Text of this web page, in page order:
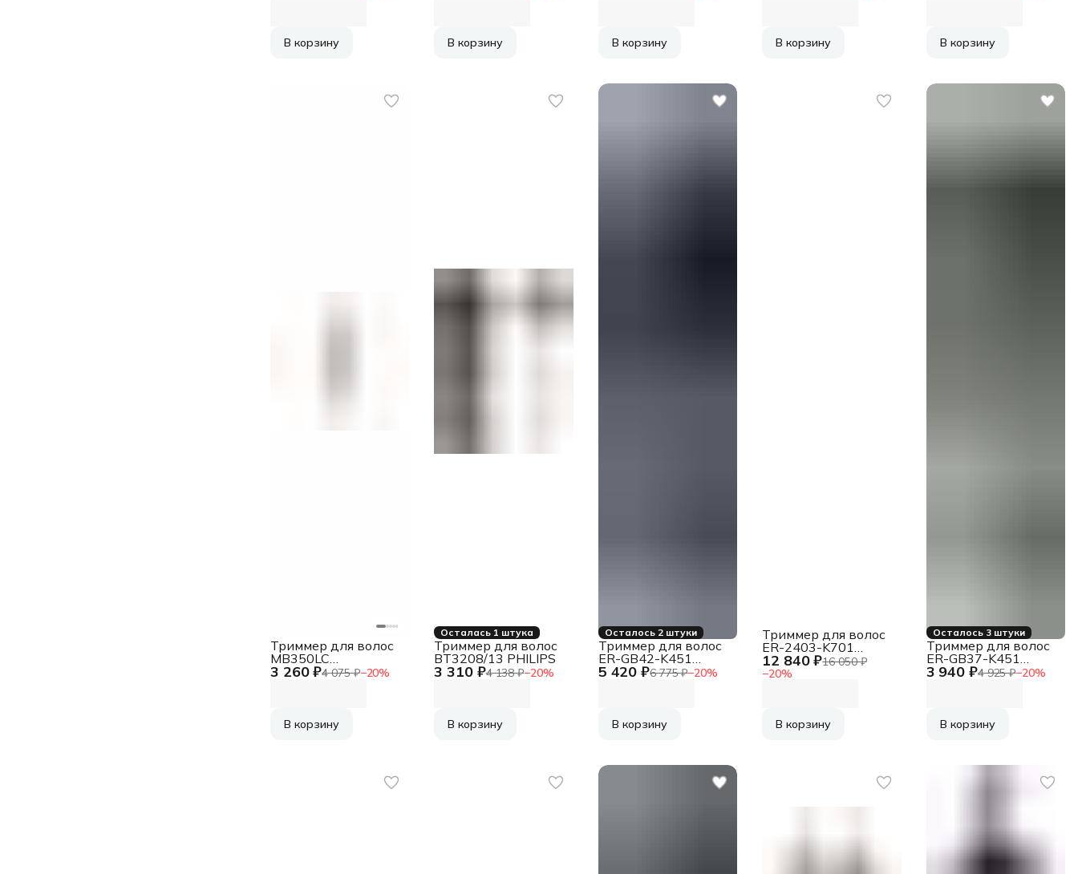
В корзину В корзину В корзину В корзину В корзину
3 260 ₽4 075 ₽−20%
Триммер для волос
MB350LC
REMINGTON
В корзину
Осталась 1 штука
3 310 ₽4 138 ₽−20%
Триммер для волос
BT3208/13 PHILIPS
В корзину
Осталось 2 штуки
5 420 ₽6 775 ₽−20%
Триммер для волос
ER-GB42-K451
8887549665691
В корзину
12 840 ₽16 050 ₽
−20%
Триммер для волос
ER-2403-K701
8887549291791
PANASONIC
В корзину
Осталось 3 штуки
3 940 ₽4 925 ₽−20%
Триммер для волос
ER-GB37-K451
8887549524479
В корзину